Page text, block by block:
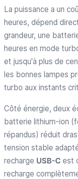
La puissance a un
heures, dépend
grandeur, une
heures en mode
et jusqu'à plus de
les bonnes lampes
turbo aux instants
Côté énergie, deux
batterie lithium-ion
répandus) réduit
tension stable
recharge USB-C est
recharge